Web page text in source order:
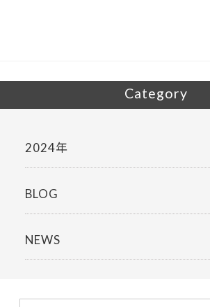
Category
2024年
BLOG
NEWS